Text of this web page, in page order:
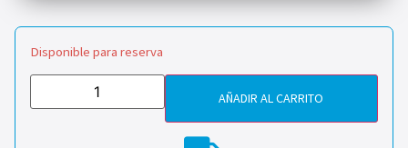
Disponible para reserva
AÑADIR AL CARRITO